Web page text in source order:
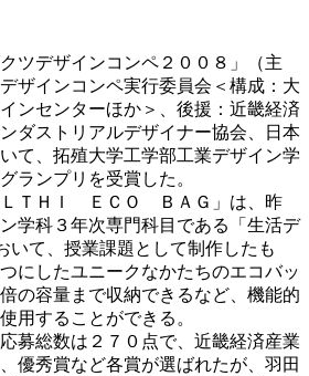
ツデザインコンペ２００８」（主
ザインコンペ実行委員会＜構成：大
ンセンターほか＞、後援：近畿経済
ダストリアルデザイナー協会、日本
て、拓殖大学工学部工業デザイン学
ランプリを受賞した。
ＴＨＩ ＥＣＯ ＢＡＧ」は、昨
学科３年次専門科目である「生活デ
いて、授業課題として制作したも
にしたユニークなかたちのエコバッ
の容量まで収納できるなど、機能的
用することができる。
募総数は２７０点で、近畿経済産業
優秀賞など各賞が選ばれたが、羽田